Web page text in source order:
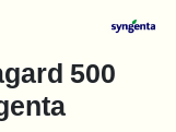
500